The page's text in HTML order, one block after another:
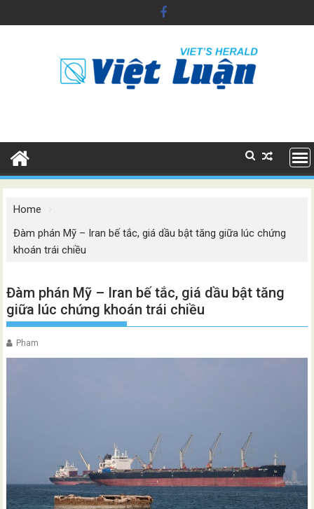
to
Home
Đàm phán Mỹ – Iran bế tắc, giá dầu bật tăng giữa lúc chứng
khoán trái chiều
Đàm phán Mỹ – Iran bế tắc, giá dầu bật tăng
giữa lúc chứng khoán trái chiều
Pham